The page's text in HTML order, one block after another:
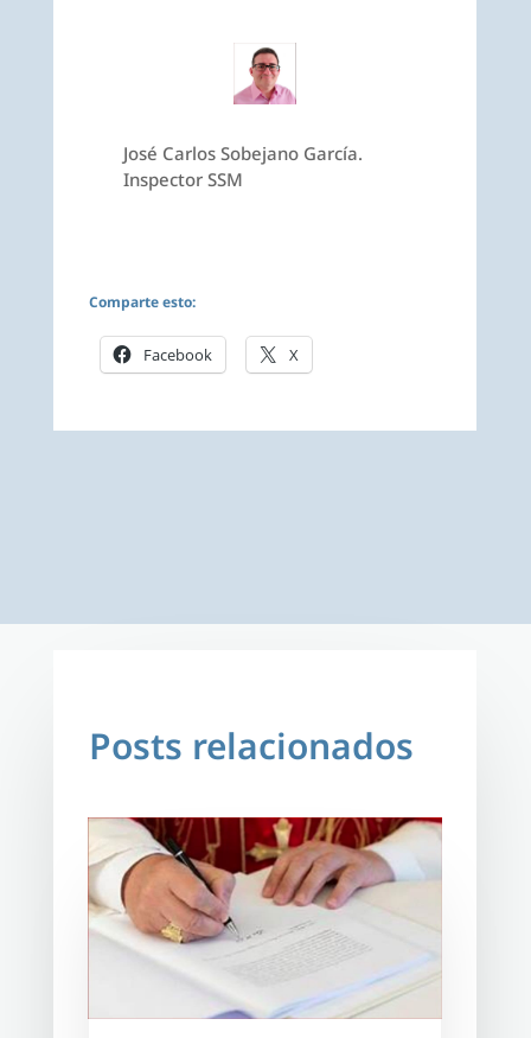
José Carlos Sobejano García.
Inspector SSM
Comparte esto:
Facebook X
Posts relacionados